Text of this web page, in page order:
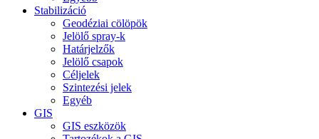
Stabilizáció
Geodéziai cölöpök
Jelölő spray-k
Határjelzők
Jelölő csapok
Céljelek
Szintezési jelek
Egyéb
GIS
GIS eszközök